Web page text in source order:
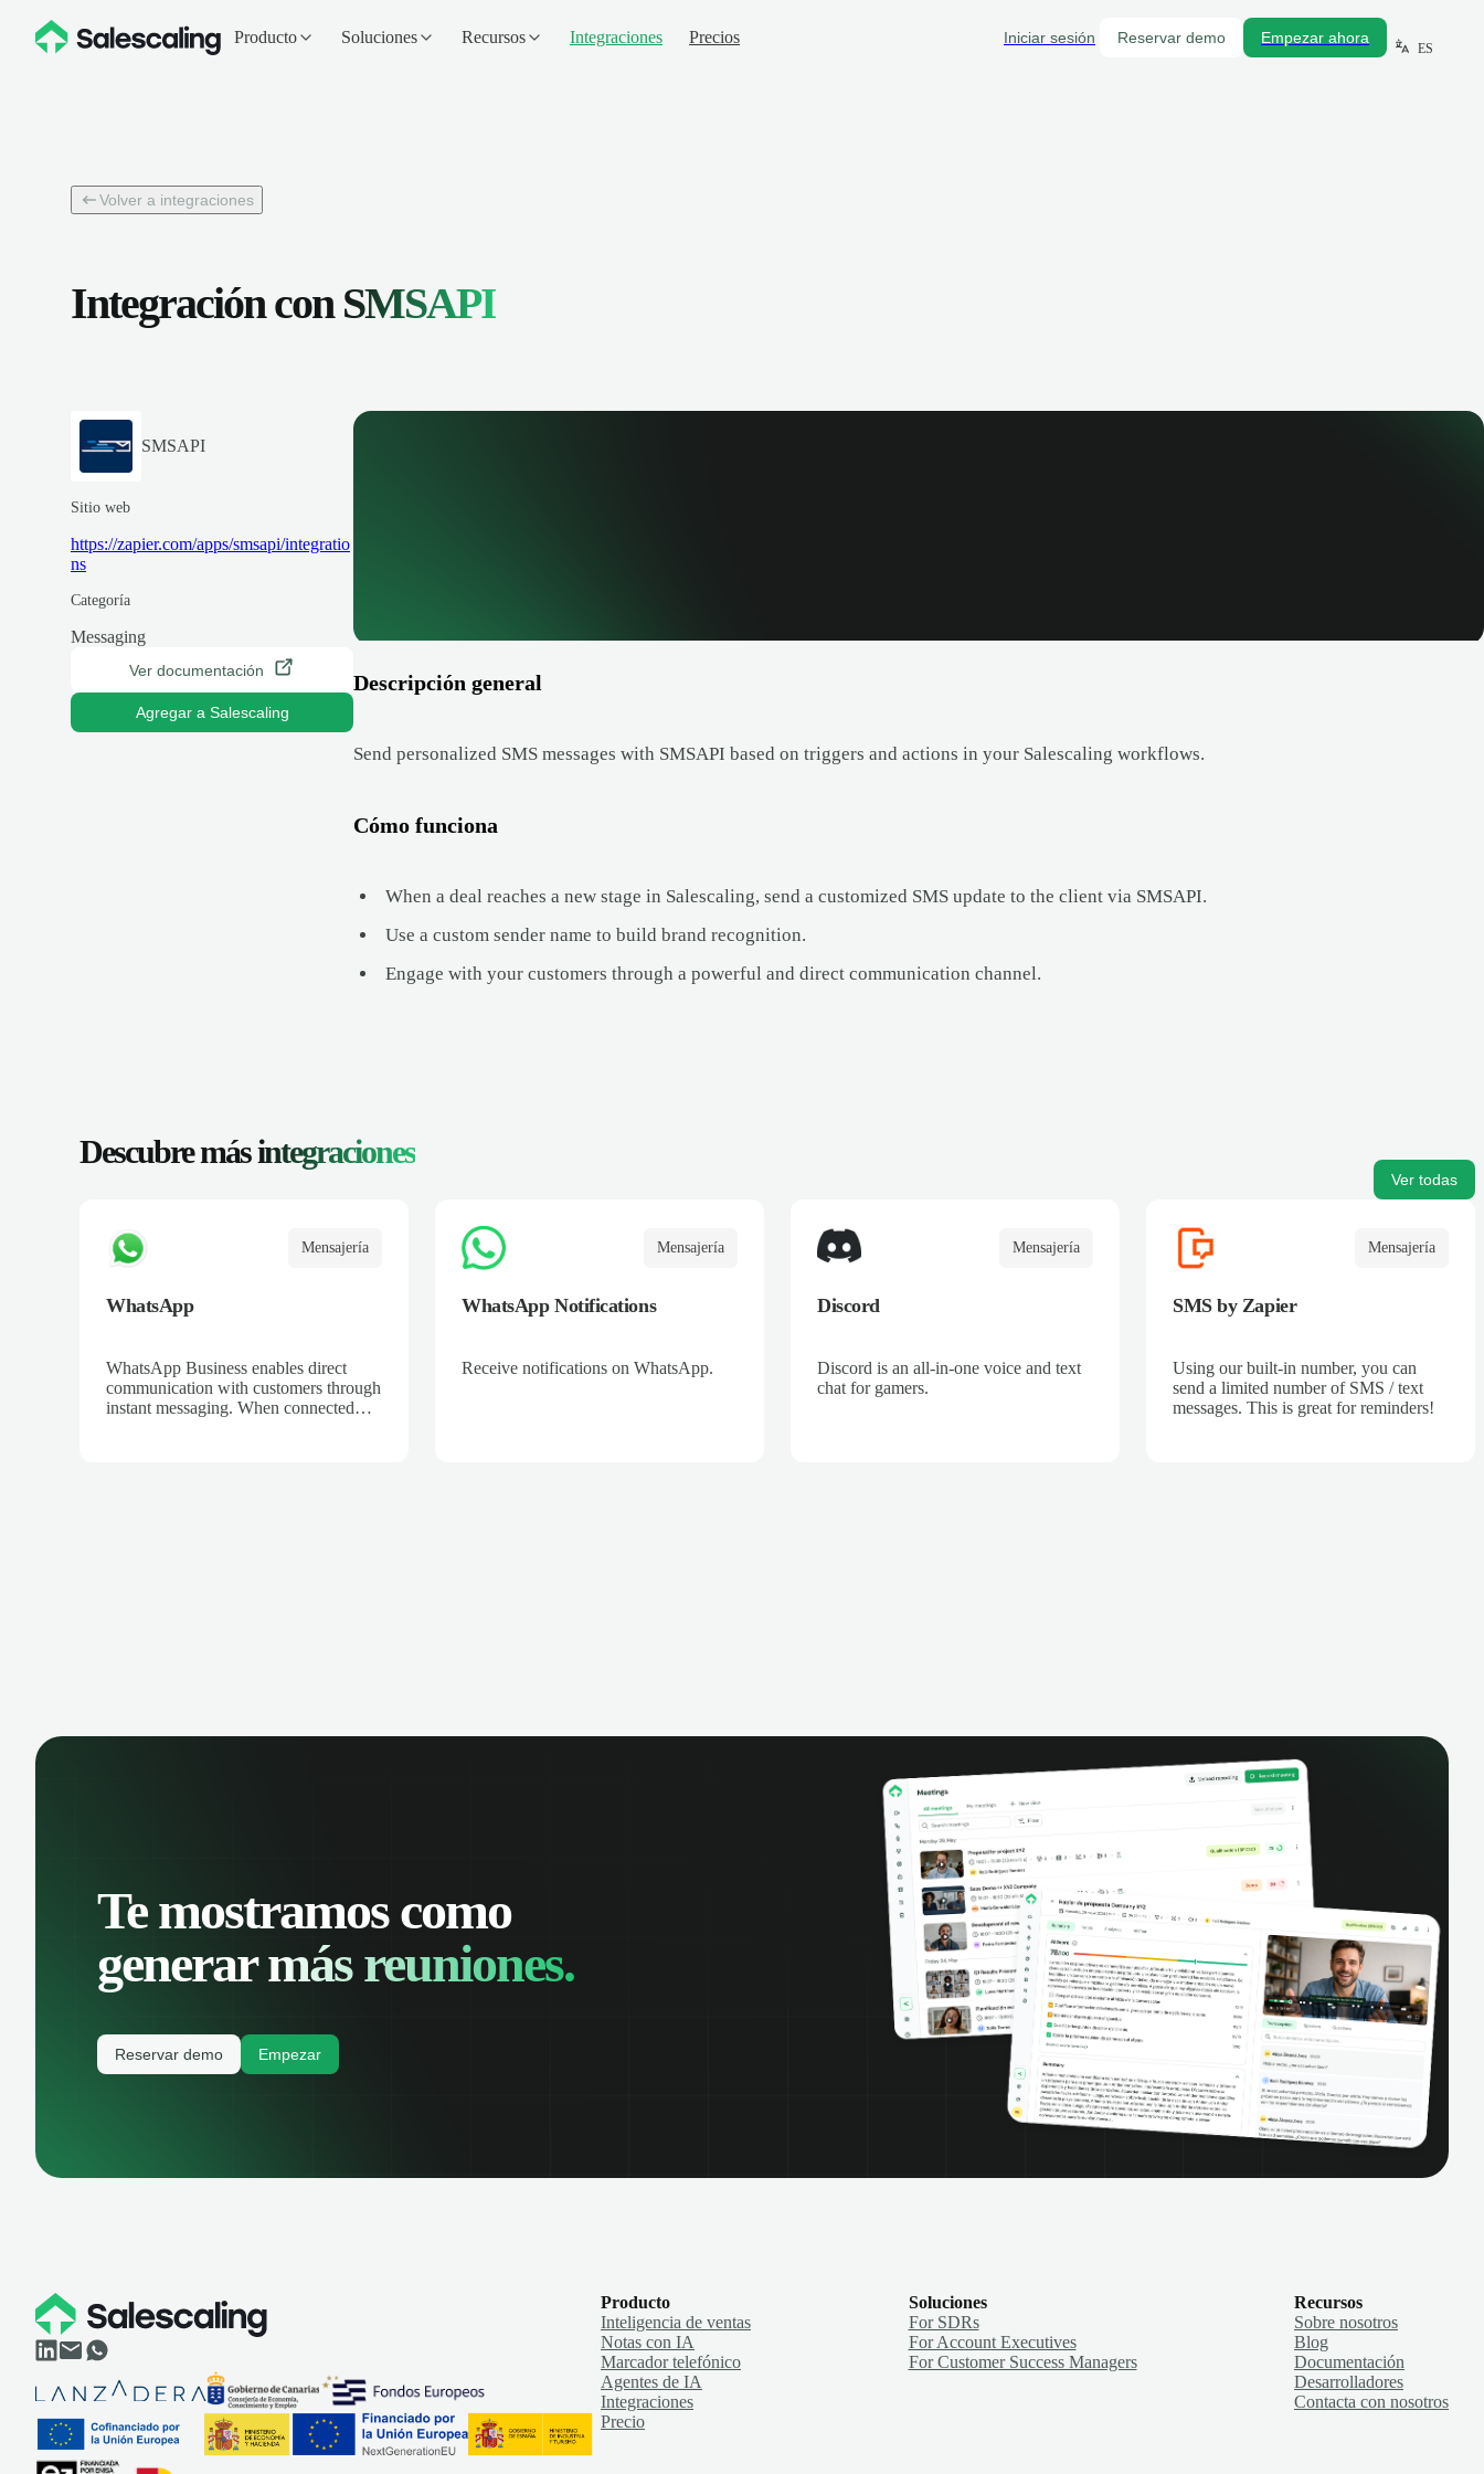
Producto Soluciones Recursos Integraciones Precios Iniciar sesión Reservar demo Empezar ahora
ES
Volver a integraciones
Integración conSMSAPI
SMSAPI
Sitio web
https://zapier.com/apps/smsapi/integratio
ns
Categoría
Messaging
Ver documentación
Agregar a Salescaling
Descripción general
Send personalized SMS messages with SMSAPI based on triggers and actions in your Salescaling workflows.
Cómo funciona
When a deal reaches a new stage in Salescaling, send a customized SMS update to the client via SMSAPI.
Use a custom sender name to build brand recognition.
Engage with your customers through a powerful and direct communication channel.
Descubre másintegraciones
Ver todas
Mensajería
WhatsApp
WhatsApp Business enables direct
communication with customers through
instant messaging. When connected
Mensajería
WhatsApp Notifications
Receive notifications on WhatsApp.
Mensajería
Discord
Discord is an all-in-one voice and text
chat for gamers.
Mensajería
SMS by Zapier
Using our built-in number, you can
send a limited number of SMS / text
messages. This is great for reminders!
Te mostramos como
generarmás reuniones.
Reservar demo Empezar
Producto
Inteligencia de ventas
Notas con IA
Marcador telefónico
Agentes de IA
Integraciones
Precio
Soluciones
For SDRs
For Account Executives
For Customer Success Managers
Recursos
Sobre nosotros
Blog
Documentación
Desarrolladores
Contacta con nosotros